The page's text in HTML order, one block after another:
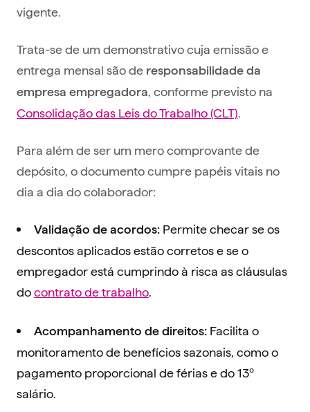
vigente.
Trata-se de um demonstrativo cuja emissão e
entrega mensal são de responsabilidade da
empresa empregadora, conforme previsto na
Consolidação das Leis do Trabalho (CLT).
Para além de ser um mero comprovante de
depósito, o documento cumpre papéis vitais no
dia a dia do colaborador:
Validação de acordos: Permite checar se os
descontos aplicados estão corretos e se o
empregador está cumprindo à risca as cláusulas
docontrato de trabalho.
Acompanhamento de direitos: Facilita o
monitoramento de benefícios sazonais, como o
pagamento proporcional de férias e do 13º
salário.